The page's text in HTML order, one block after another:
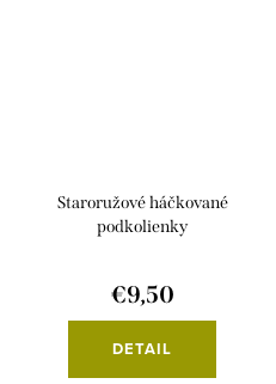
Staroružové háčkované
podkolienky
€9,50
DETAIL